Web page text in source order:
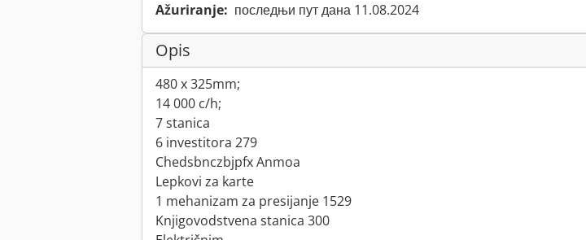
Ažuriranje: последњи пут дана 11.08.2024
Opis
480 x 325mm;
14 000 c/h;
7 stanica
6 investitora 279
Chedsbnczbjpfx Anmoa
Lepkovi za karte
1 mehanizam za presijanje 1529
Knjigovodstvena stanica 300